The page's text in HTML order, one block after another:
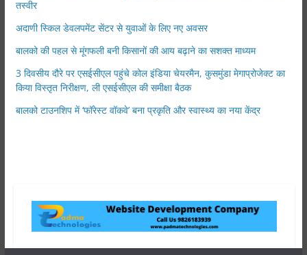
तस्वीर
अदाणी स्किल डेवलपमेंट सेंटर से युवाओं के लिए नए अवसर
बालको की पहल से मूंगफली बनी किसानों की आय बढ़ाने का सशक्त माध्यम
3 दिवसीय दौरे पर एसईसीएल पहुंचे कोल इंडिया चेयरमैन, कुसमुंडा मेगाप्रोजेक्ट का
किया विस्तृत निरीक्षण, ली एसईसीएल की समीक्षा बैठक
बालको टाउनशिप में ‘फॉरेस्ट वॉकवे’ बना प्रकृति और स्वास्थ्य का नया केंद्र